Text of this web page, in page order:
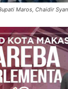
Maros, Chaidir